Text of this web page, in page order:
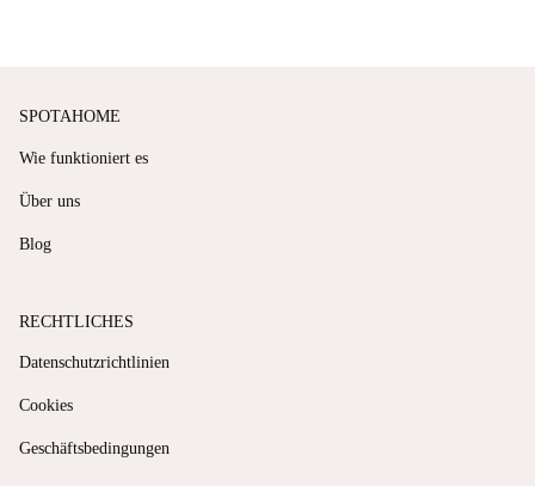
SPOTAHOME
Wie funktioniert es
Über uns
Blog
RECHTLICHES
Datenschutzrichtlinien
Cookies
Geschäftsbedingungen